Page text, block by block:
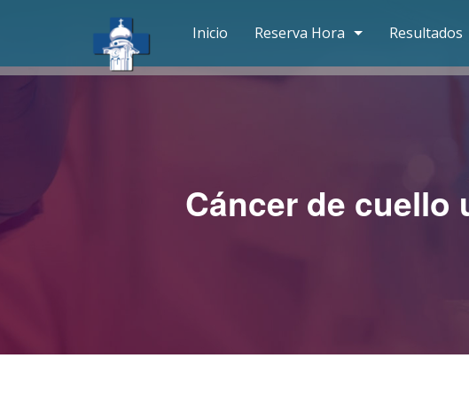
Inicio Reserva Hora
San Fernando – Clínica San
Resultados
Cáncer de cuello